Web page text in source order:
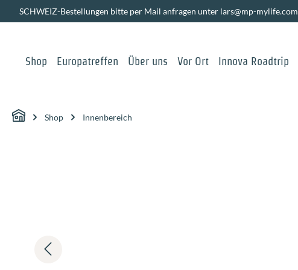
Zur Hauptnavigation springen
SCHWEIZ-Bestellungen bitte per Mail anfragen unter lars@mp-mylife.com
Shop Europatreffen Über uns Vor Ort Innova Roadtrip
Shop Innenbereich